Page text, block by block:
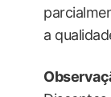
a